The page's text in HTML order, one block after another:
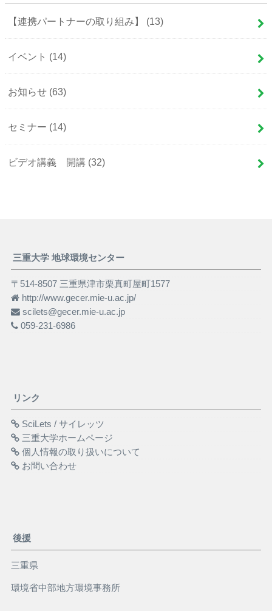
【連携パートナーの取り組み】 (13)
イベント (14)
お知らせ (63)
セミナー (14)
ビデオ講義 開講 (32)
三重大学 地球環境センター
〒514-8507 三重県津市栗真町屋町1577
http://www.gecer.mie-u.ac.jp/
scilets@gecer.mie-u.ac.jp
059-231-6986
リンク
SciLets / サイレッツ
三重大学ホームページ
個人情報の取り扱いについて
お問い合わせ
後援
三重県
環境省中部地方環境事務所